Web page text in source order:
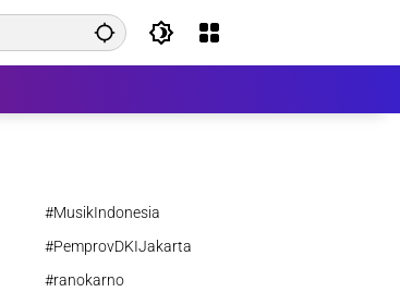
#MusikIndonesia
#PemprovDKIJakarta
#ranokarno